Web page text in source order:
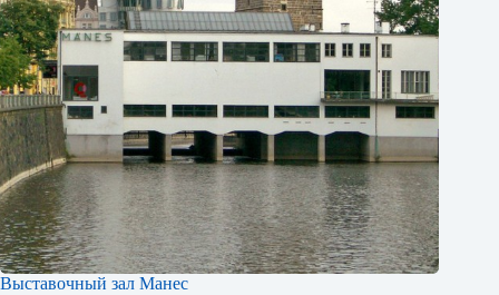
Выставочный зал Манес